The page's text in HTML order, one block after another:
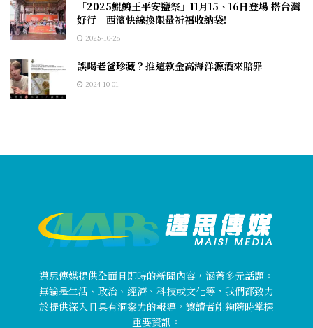
「2025鯤鯓王平安鹽祭」11月15、16日登場 搭台灣
好行－西濱快線換限量祈福收納袋!
2025-10-28
誤喝老爸珍藏？推這款金高海洋源酒來賠罪
2024-10-01
邁思傳媒提供全面且即時的新聞內容，涵蓋多元話題。
無論是生活、政治、經濟、科技或文化等，我們都致力
於提供深入且具有洞察力的報導，讓讀者能夠隨時掌握
重要資訊。